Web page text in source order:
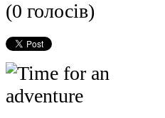
(0 голосів)